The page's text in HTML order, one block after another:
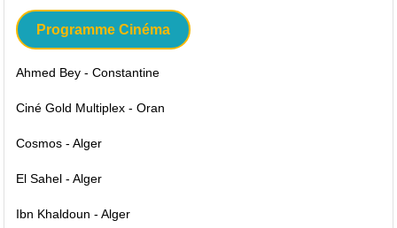
Programme Cinéma
Ahmed Bey - Constantine
Ciné Gold Multiplex - Oran
Cosmos - Alger
El Sahel - Alger
Ibn Khaldoun - Alger